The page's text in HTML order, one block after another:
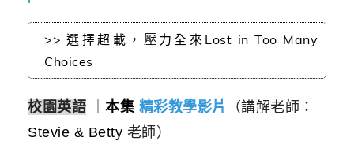
>> 選擇超載，壓力全來Lost in Too Many
Choices
校園英語 本集 精彩教學影片
（講解老師：
Stevie & Betty 老師）